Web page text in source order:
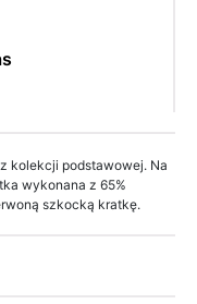
kolekcji podstawowej. Na
wykonana z 65%
szkocką kratkę.